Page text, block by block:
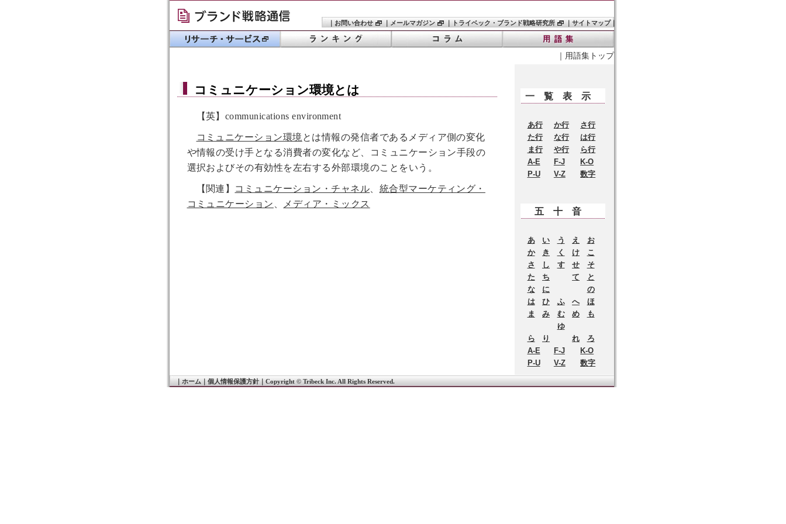
｜ お問い合わせ ｜ メールマガジン ｜ トライベック・ブランド戦略研究所 ｜ サイトマップ｜
｜ 用語集トップ
コミュニケーション環境とは
【英】communications environment
コミュニケーション環境 とは情報の発信者であるメディア側の変化
や情報の受け手となる消費者の変化など、コミュニケーション手段の
選択およびその有効性を左右する外部環境のことをいう。
【関連】 コミュニケーション・チャネル
統合型マーケティング・
コミュニケーション
メディア・ミックス
一覧表示
あ行 か行
さ行
た行
な行
は行
ま行
や行
ら行
A-E
F-J
K-O
P-U
V-Z 数字
五十音
あ い う え
お
か
き く け
こ
さ
し す せ
そ
た
ち て
と
な
に
の
は
ひ ふ へ
ほ
ま
み む め
も
ゆ
ら
り れ
ろ
A-E
F-J
K-O
P-U
V-Z 数字
ホーム｜ 個人情報保護方針｜ Copyright © Tribeck Inc. All Rights Reserved.